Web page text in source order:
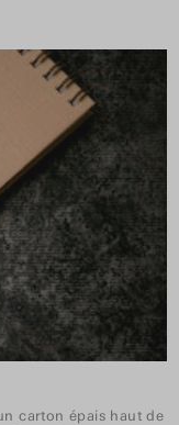
carton épais haut de